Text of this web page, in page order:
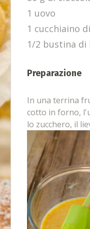
1 uovo
1 cucchiaino
1/2 bustina
Preparazione
In una terrina
cotto in forno,
lo zucchero, il